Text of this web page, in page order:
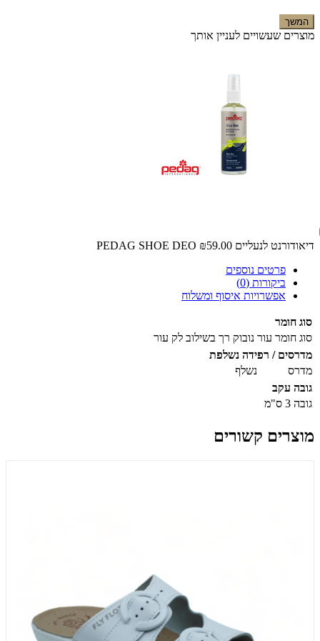
המשך
מוצרים שעשויים לעניין אותך
דיאודורנט לנעליים PEDAG SHOE DEO ₪59.00
פרטים נוספים
ביקורות (0)
אפשרויות איסוף ומשלוח
סוג חומר
סוג חומר עור נובוק רך בשילוב לק עור
מדרסים / רפידה נשלפת
מדרס
נשלף
גובה עקב
גובה 3 ס"מ
מוצרים קשורים